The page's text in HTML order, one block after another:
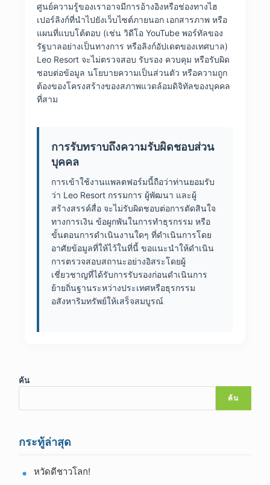
ศูนย์ความรู้ของเราอาจมีการอ้างอิงหรือช่องทางไฮ
เปอร์ลิงก์ที่นำไปยังเว็บไซต์ภายนอก เอกสารภาพ หรือ
แผนที่แบบโต้ตอบ (เช่น วิดีโอ YouTube พอร์ทัลของ
รัฐบาลอย่างเป็นทางการ หรือลิงก์อัปเดตของเทศบาล)
Leo Resort จะไม่ตรวจสอบ รับรอง ควบคุม หรือรับผิด
ชอบต่อข้อมูล นโยบายความเป็นส่วนตัว หรือความถูก
ต้องของโครงสร้างของสภาพแวดล้อมดิจิทัลของบุคคล
ที่สาม
การรับทราบถึงความรับผิดชอบส่วน
บุคคล
การเข้าใช้งานแพลตฟอร์มนี้ถือว่าท่านยอมรับ
ว่า Leo Resort กรรมการ ผู้พัฒนา และผู้
สร้างสรรค์สื่อ จะไม่รับผิดชอบต่อการตัดสินใจ
ทางการเงิน ข้อผูกพันในการทำธุรกรรม หรือ
ขั้นตอนการดำเนินงานใดๆ ที่ดำเนินการโดย
อาศัยข้อมูลที่ให้ไว้ในที่นี้ ขอแนะนำให้ดำเนิน
การตรวจสอบสถานะอย่างอิสระโดยผู้
เชี่ยวชาญที่ได้รับการรับรองก่อนดำเนินการ
ย้ายถิ่นฐานระหว่างประเทศหรือธุรกรรม
อสังหาริมทรัพย์ให้เสร็จสมบูรณ์
ค้น
ค้น
กระทู้ล่าสุด
หวัดดีชาวโลก!